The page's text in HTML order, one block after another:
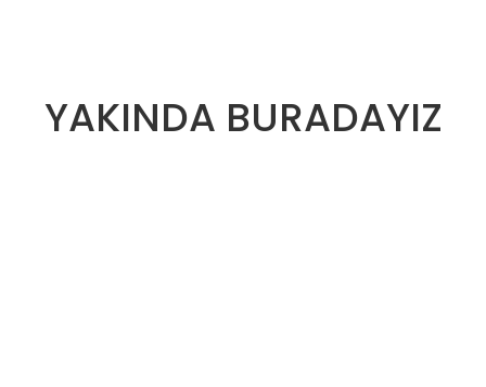
YAKINDA BURADAYIZ